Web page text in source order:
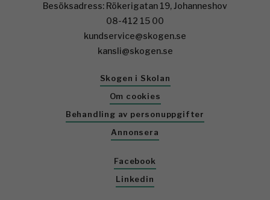
Besöksadress: Rökerigatan 19, Johanneshov
08-412 15 00
kundservice@skogen.se
kansli@skogen.se
Skogen i Skolan
Om cookies
Behandling av personuppgifter
Annonsera
Facebook
Linkedin